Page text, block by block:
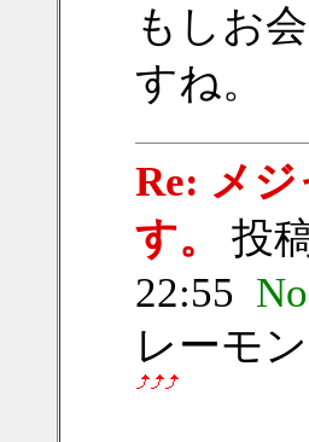
もしお
すね。
Re: メ
す。
投
22:55
レーモ